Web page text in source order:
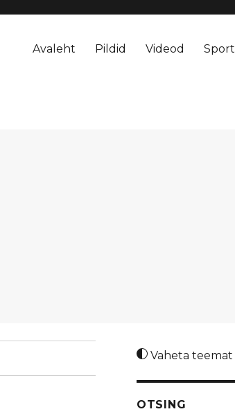
Avaleht Pildid Videod Sport
Vaheta teemat
OTSING